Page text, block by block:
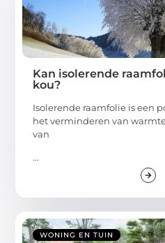
Kan isolerende
kou?
Isolerende raamfolie is een
het verminderen van
van
...
WONING EN TUIN